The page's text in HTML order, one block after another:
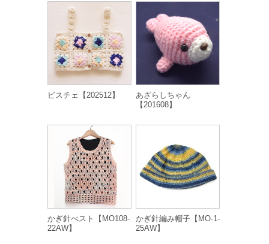
ビスチェ【202512】
あざらしちゃん
【201608】
かぎ針べスト【MO108-
22AW】
かぎ針編み帽子【MO-1-
25AW】